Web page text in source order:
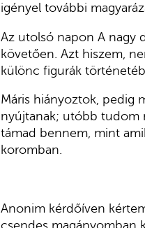
igényel további
Az utolsó napon A nagy
követően. Azt hiszem,
különc figurák
Máris hiányoztok, pedig
nyújtanak; utóbb tudom
támad bennem, mint
koromban.
Anonim kérdőíven
csendes magányomban